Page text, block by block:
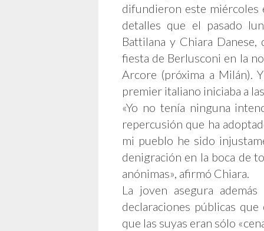
difundieron este
detalles que el pasado
Battilana y Chiara
fiesta de Berlusconi en la
Arcore (próxima a Milán).
premier italiano iniciaba a
«Yo no tenía ninguna
repercusión que ha
mi pueblo he sido
denigración en la boca de
anónimas», afirmó Chiara.
La joven asegura
declaraciones públicas
que las suyas eran sólo